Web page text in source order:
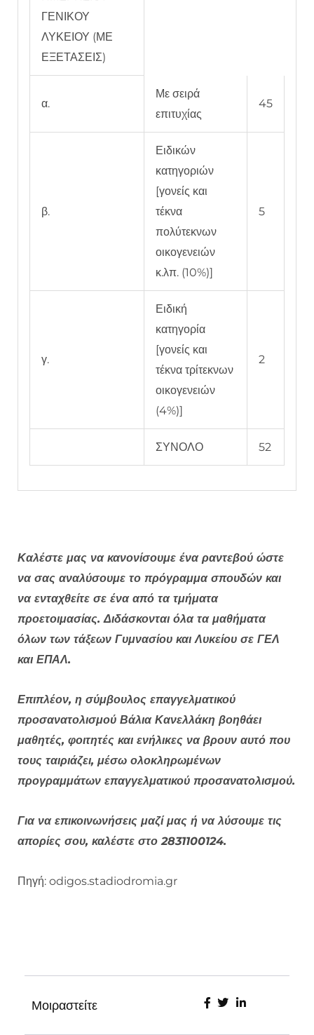
ΓΕΝΙΚΟΥ
ΛΥΚΕΙΟΥ (ΜΕ
ΕΞΕΤΑΣΕΙΣ)
α.
Με σειρά
επιτυχίας
45
β.
Ειδικών
κατηγοριών
[γονείς και
τέκνα
πολύτεκνων
οικογενειών
κ.λπ. (10%)]
5
γ.
Ειδική
κατηγορία
[γονείς και
τέκνα τρίτεκνων
οικογενειών
(4%)]
2
ΣΥΝΟΛΟ 52
Καλέστε μας να κανονίσουμε ένα ραντεβού ώστε
να σας αναλύσουμε το πρόγραμμα σπουδών και
να ενταχθείτε σε ένα από τα τμήματα
προετοιμασίας. Διδάσκονται όλα τα μαθήματα
όλων των τάξεων Γυμνασίου και Λυκείου σε ΓΕΛ
και ΕΠΑΛ.
Επιπλέον, η σύμβουλος επαγγελματικού
προσανατολισμού Βάλια Κανελλάκη βοηθάει
μαθητές, φοιτητές και ενήλικες να βρουν αυτό που
τους ταιριάζει, μέσω ολοκληρωμένων
προγραμμάτων επαγγελματικού προσανατολισμού.
Για να επικοινωνήσεις μαζί μας ή να λύσουμε τις
απορίες σου, καλέστε στο 2831100124.
Πηγή: odigos.stadiodromia.gr
Μοιραστείτε